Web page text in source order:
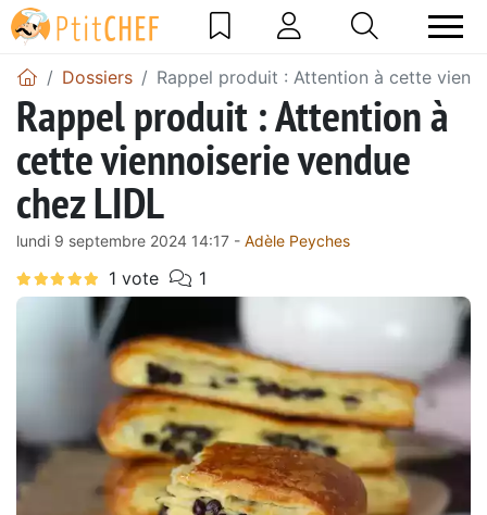
Dossiers Rappel produit : Attention à cette
Rappel produit : Attention à
cette viennoiserie vendue
chez LIDL
lundi 9 septembre 2024 14:17 - Adèle Peyches